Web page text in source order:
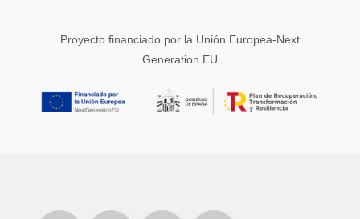
Proyecto financiado por la Unión Europea-Next
Generation EU